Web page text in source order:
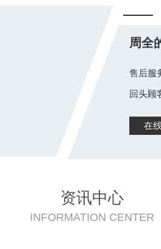
周全
售后服
回头顾
在
资讯中心
INFORMATION CENTER